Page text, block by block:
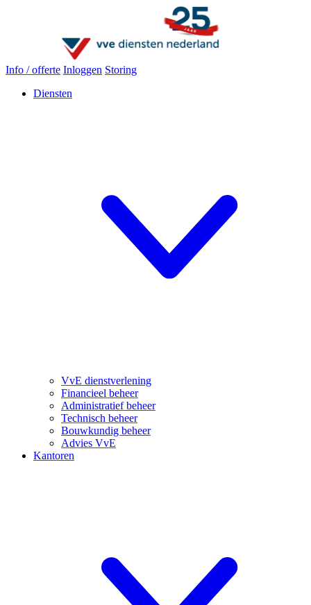
Info / offerte Inloggen Storing
Diensten
VvE dienstverlening
Financieel beheer
Administratief beheer
Technisch beheer
Bouwkundig beheer
Advies VvE
Kantoren